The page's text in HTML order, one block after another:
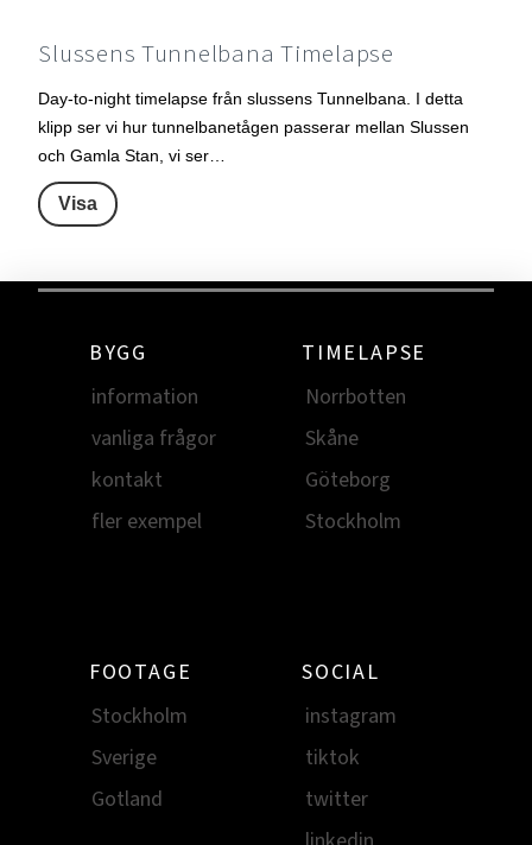
Slussens Tunnelbana Timelapse
Day-to-night timelapse från slussens Tunnelbana. I detta
klipp ser vi hur tunnelbanetågen passerar mellan Slussen
och Gamla Stan, vi ser…
Visa
BYGG
information
vanliga frågor
kontakt
fler exempel
TIMELAPSE
Norrbotten
Skåne
Göteborg
Stockholm
FOOTAGE
Stockholm
Sverige
Gotland
SOCIAL
instagram
tiktok
twitter